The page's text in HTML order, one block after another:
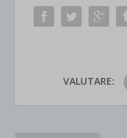
VALUTARE: